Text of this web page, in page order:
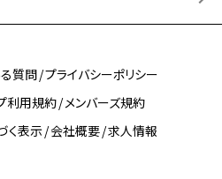
る質問 プライバシーポリシー
利用規約 メンバーズ規約
く表示 会社概要 求人情報